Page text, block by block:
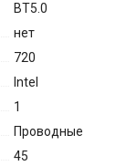
BT5.0
нет
720
Intel
1
Проводные
45